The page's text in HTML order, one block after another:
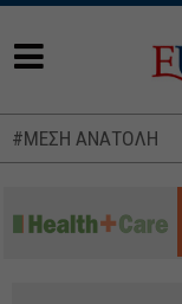
#ΜΕΣΗ ΑΝΑΤΟΛΗ